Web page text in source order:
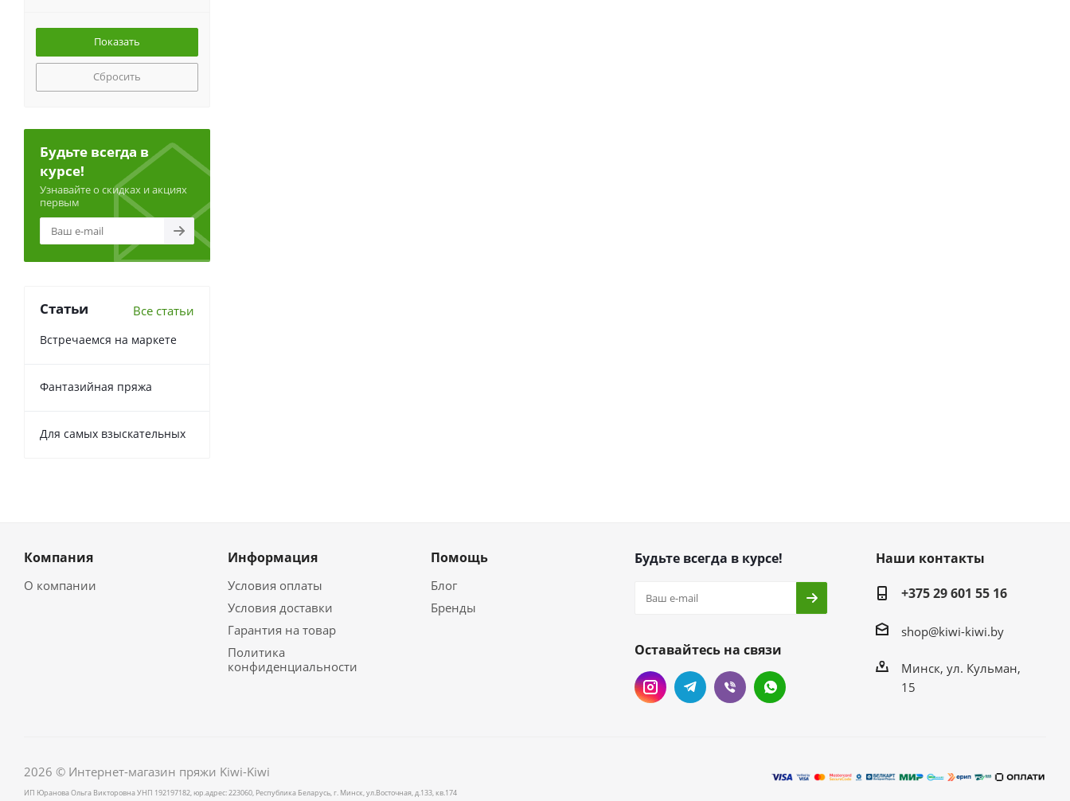
Сбросить
Будьте всегда в
курсе!
Узнавайте о скидках и акциях
первым
Статьи Все статьи
Встречаемся на маркете
Фантазийная пряжа
Для самых взыскательных
Компания
О компании
Информация
Условия оплаты
Условия доставки
Гарантия на товар
Политика
конфиденциальности
Помощь
Блог
Бренды
Будьте всегда в курсе!
Оставайтесь на связи
Наши контакты
+375 29 601 55 16
shop@kiwi-kiwi.by
Минск, ул. Кульман,
15
2026 © Интернет-магазин пряжи Kiwi-Kiwi
ИП Юранова Ольга Викторовна УНП 192197182, юр.адрес: 223060, Республика Беларусь, г. Минск, ул.Восточная, д.133, кв.174